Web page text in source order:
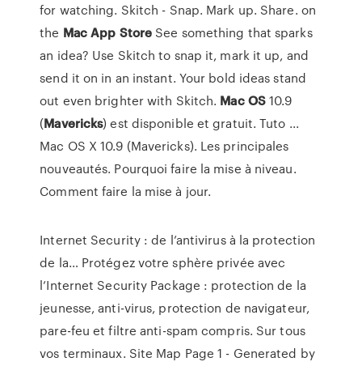
for watching. ‎Skitch - Snap. Mark up. Share. on
the MacApp Store See something that sparks
an idea? Use Skitch to snap it, mark it up, and
send it on in an instant. Your bold ideas stand
out even brighter with Skitch. Mac OS10.9
(Mavericks) est disponible et gratuit. Tuto ...
Mac OS X 10.9 (Mavericks). Les principales
nouveautés. Pourquoi faire la mise à niveau.
Comment faire la mise à jour.
Internet Security : de l’antivirus à la protection
de la… Protégez votre sphère privée avec
l’Internet Security Package : protection de la
jeunesse, anti-virus, protection de navigateur,
pare-feu et filtre anti-spam compris. Sur tous
vos terminaux. Site Map Page 1 - Generated by